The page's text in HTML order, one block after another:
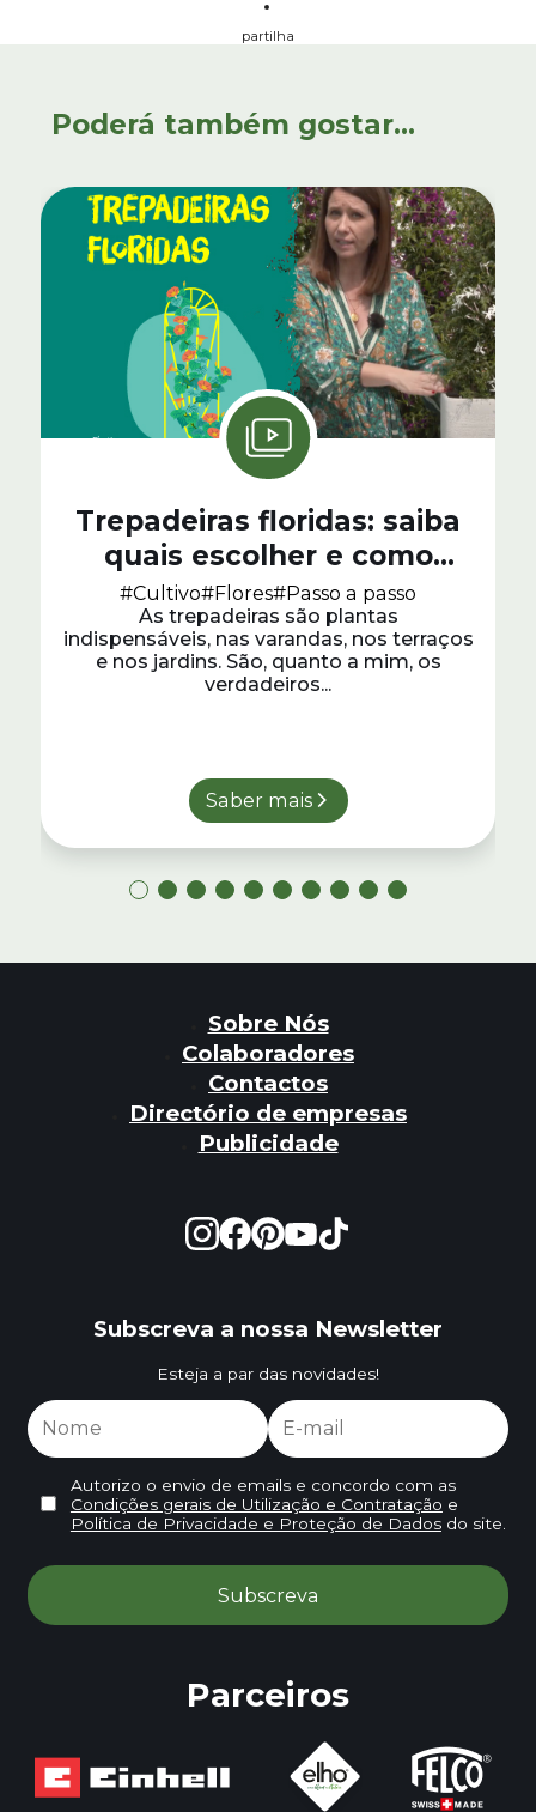
partilha
Poderá também gostar...
Trepadeiras floridas: saiba
quais escolher e como
cuidar
#Cultivo#Flores#Passo a passo
As trepadeiras são plantas
indispensáveis, nas varandas, nos terraços
e nos jardins. São, quanto a mim, os
verdadeiros...
Saber mais
Sobre Nós
Colaboradores
Contactos
Directório de empresas
Publicidade
Subscreva a nossa Newsletter
Esteja a par das novidades!
Autorizo o envio de emails e concordo com as
Condições gerais de Utilização e Contratação e
Política de Privacidade e Proteção de Dadosdo site.
Parceiros